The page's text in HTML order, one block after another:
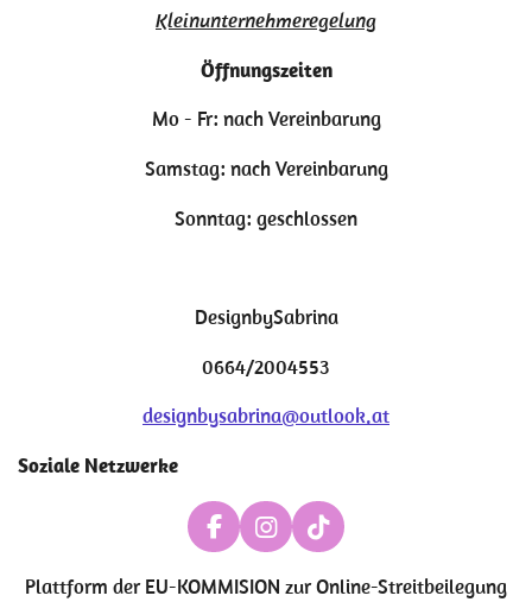
Kleinunternehmeregelung
Öffnungszeiten
Mo - Fr: nach Vereinbarung
Samstag: nach Vereinbarung
Sonntag: geschlossen
DesignbySabrina
0664/2004553
designbysabrina@outlook.at
Soziale Netzwerke
F
a
c
I
n
s
T
i
k
Plattform derEU-KOMMISION zur Online-Streitbeilegung